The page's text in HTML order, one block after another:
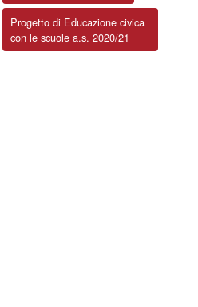
Progetto di Educazione civica
con le scuole a.s. 2020/21